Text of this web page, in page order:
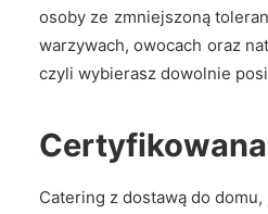
osoby ze zmniejszoną
warzywach, owocach oraz
czyli wybierasz dowolnie
Catering z dostawą do